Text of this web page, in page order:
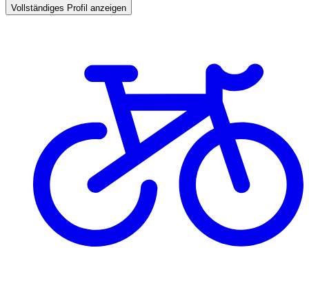
Vollständiges Profil anzeigen